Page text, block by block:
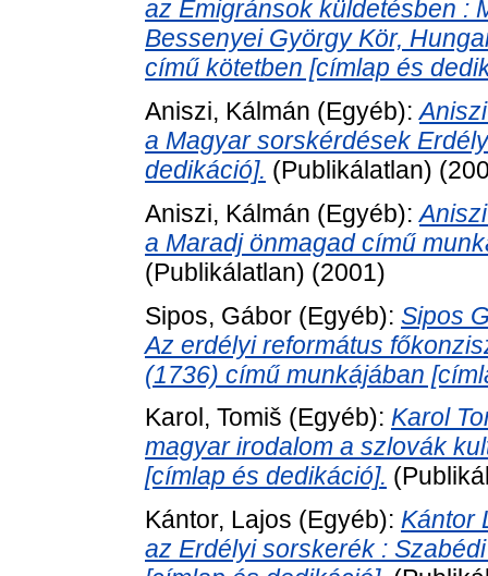
az Emigránsok küldetésben :
Bessenyei György Kör,
című kötetben [címlap és
Aniszi, Kálmán (Egyéb):
a Magyar sorskérdések
dedikáció]. (Publikálatlan)
Aniszi, Kálmán (Egyéb):
a Maradj önmagad című
(Publikálatlan) (2001)
Sipos, Gábor (Egyéb): Sipos
Az erdélyi református
(1736) című munkájában
Karol, Tomiš (Egyéb): Karol
magyar irodalom a szlovák
[címlap és dedikáció].
Kántor, Lajos (Egyéb): Kántor
az Erdélyi sorskerék :